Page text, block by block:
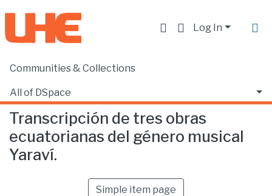
Log In
Communities & Collections
All of DSpace
Statistics
Home Escuela de Música
Transcripción de tres obras
ecuatorianas del género musical
Yaraví.
Simple item page